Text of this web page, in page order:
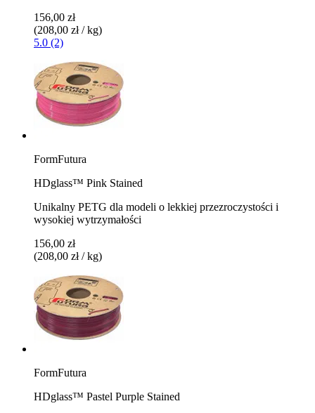
156,00 zł
(208,00 zł / kg)
5.0 (2)
FormFutura
HDglass™ Pink Stained
Unikalny PETG dla modeli o lekkiej przezroczystości i
wysokiej wytrzymałości
156,00 zł
(208,00 zł / kg)
FormFutura
HDglass™ Pastel Purple Stained